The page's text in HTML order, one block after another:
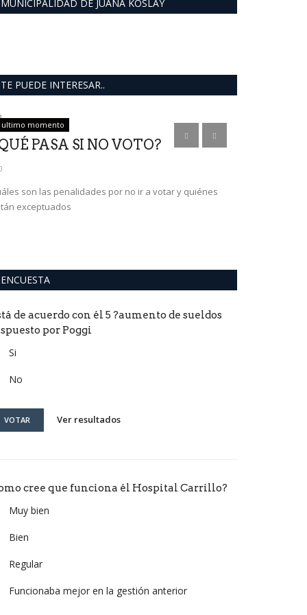
MUNICIPALIDAD DE JUANA KOSLAY
TE PUEDE INTERESAR..
ultimo momento
PASA SI NO VOTO?
son las penalidades por no ir a votar y quiénes
exceptuados
ENCUESTA
de acuerdo con él 5 ?aumento de sueldos
por Poggi
Si
No
VOTAR Ver resultados
cree que funciona él Hospital Carrillo?
Muy bien
Bien
Regular
Funcionaba mejor en la gestión anterior